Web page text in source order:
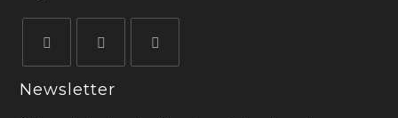
Newsletter